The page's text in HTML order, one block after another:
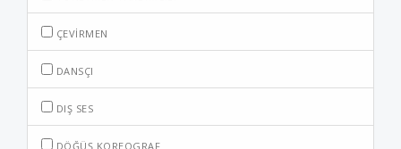
ÇEVIRMEN
DANSÇI
DIŞ SES
DÖĞÜŞ KOREOGRAF